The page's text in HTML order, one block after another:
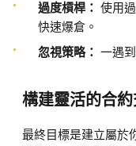
過度槓桿： 使用
快速爆倉。
忽視策略： 一遇
構建靈活的合
最終目標是建立屬於